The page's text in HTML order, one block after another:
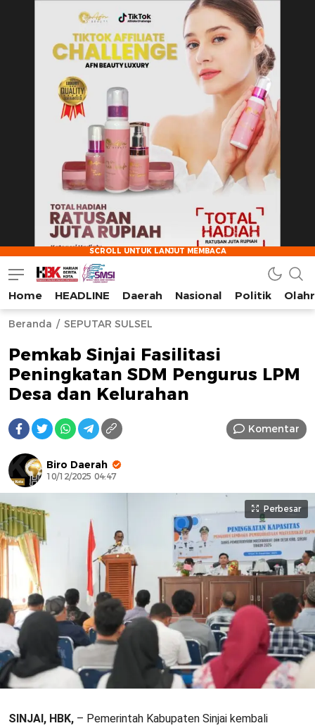
HarianBeritaKota
Mengabarkan Setiap Detil, Sudut, dan Cerita Kota
Home HEADLINE Daerah Nasional Politik
Beranda SEPUTAR SULSEL
Pemkab Sinjai Fasilitasi
Peningkatan SDM Pengurus LPM
Desa dan Kelurahan
Komentar
Biro Daerah
10/12/2025 04:47
Perbesar
SINJAI, HBK, – Pemerintah Kabupaten Sinjai kembali